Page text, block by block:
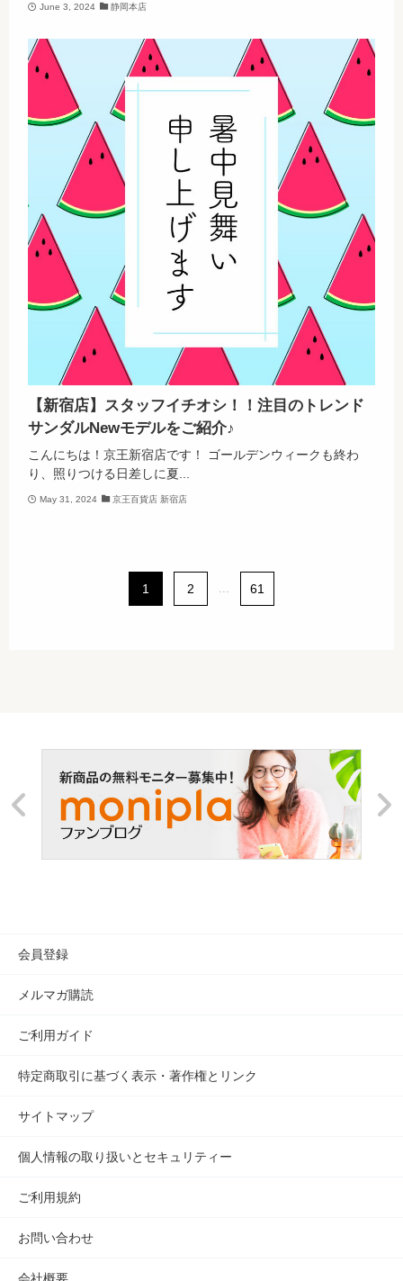
June 3, 2024 静岡本店
【新宿店】スタッフイチオシ！！注目のトレンド
サンダルNewモデルをご紹介♪
こんにちは！京王新宿店です！ ゴールデンウィークも終わ
り、照りつける日差しに夏...
May 31, 2024 京王百貨店 新宿店
1 2 61
会員登録
メルマガ購読
ご利用ガイド
特定商取引に基づく表示・著作権とリンク
サイトマップ
個人情報の取り扱いとセキュリティー
ご利用規約
お問い合わせ
会社概要